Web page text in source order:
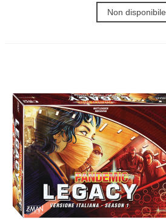
Non disponibile